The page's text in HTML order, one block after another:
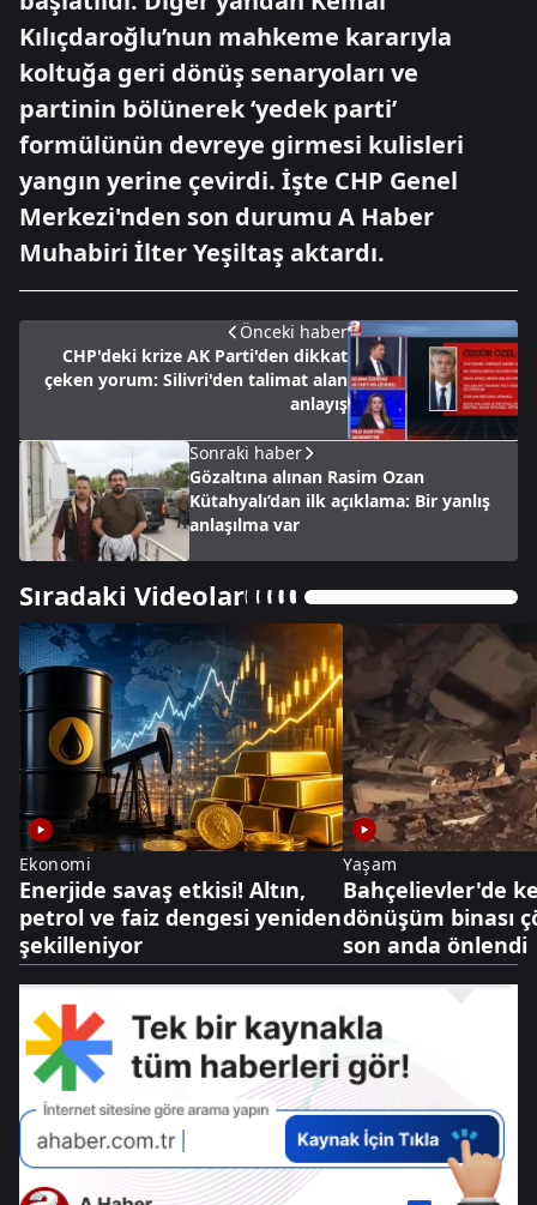
Kılıçdaroğlu’nun mahkeme kararıyla
koltuğa geri dönüş senaryoları ve
partinin bölünerek ‘yedek parti’
formülünün devreye girmesi kulisleri
yangın yerine çevirdi. İşte CHP Genel
Merkezi'nden son durumu A Haber
Muhabiri İlter Yeşiltaş aktardı.
Önceki haber
CHP'deki krize AK Parti'den dikkat
çeken yorum: Silivri'den talimat alan
anlayış
Sonraki haber
Gözaltına alınan Rasim Ozan
Kütahyalı’dan ilk açıklama: Bir yanlış
anlaşılma var
Sıradaki Videolar
Ekonomi
Enerjide savaş etkisi! Altın,
petrol ve faiz dengesi yeniden
şekilleniyor
Yaşam
Bahçelievler'de
dönüşüm binası
son anda önlendi